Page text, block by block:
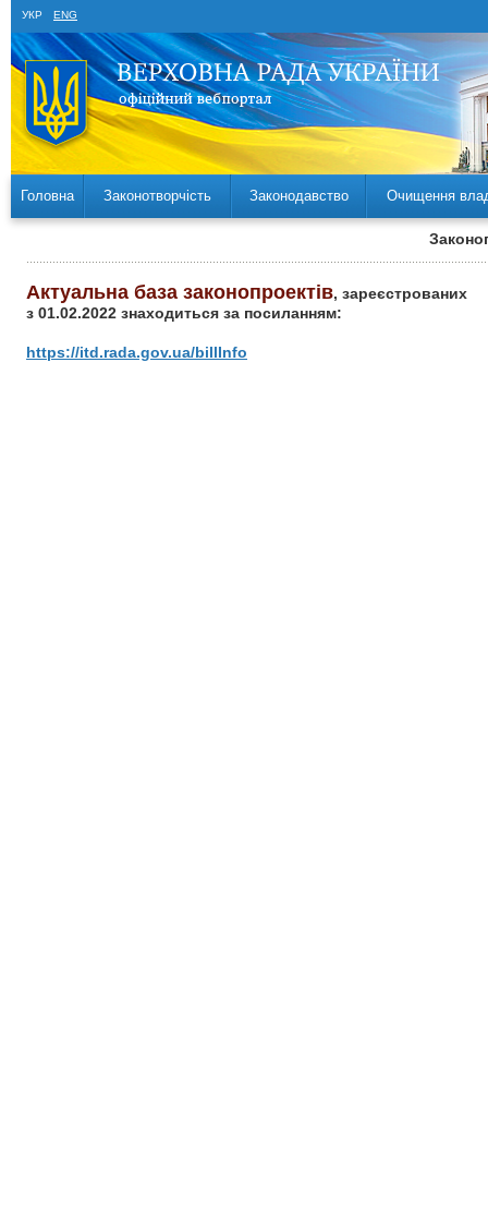
УКР ENG
Головна Законотворчість Законодавство Очищення
Актуальна база законопроектів, зареєстрованих
з 01.02.2022 знаходиться за посиланням:
https://itd.rada.gov.ua/billInfo